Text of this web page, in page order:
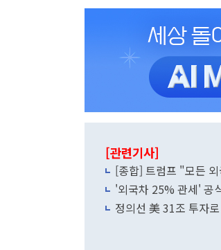
[관련기사]
[종합] 트럼프 "모든
'외국차 25% 관세' 공
정의선 美 31조 투자